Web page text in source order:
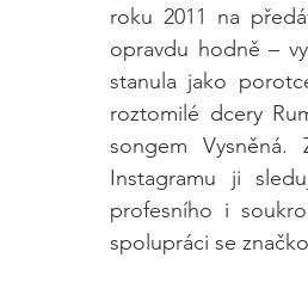
roku 2011 na
opravdu hodně –
stanula jako
roztomilé dcery
songem
Instagramu ji
profesního i
spolupráci se